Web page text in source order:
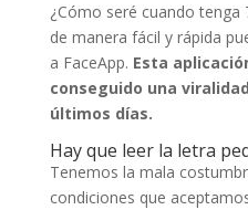
¿Cómo seré cuando tenga
de manera fácil y rápida
a FaceApp. Esta
conseguido una
últimos días.
Hay que leer la letra
Tenemos la mala
condiciones que